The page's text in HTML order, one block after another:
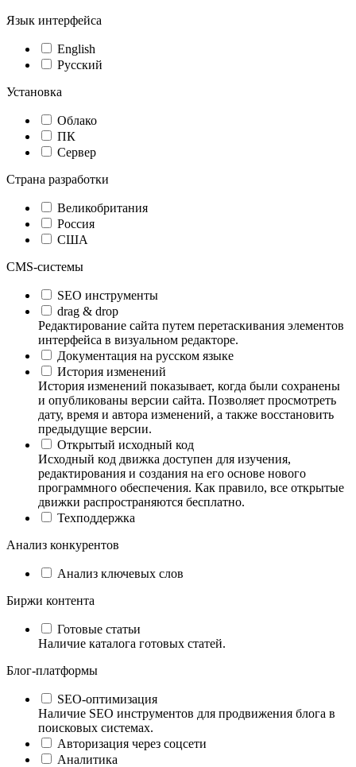
Язык интерфейса
English
Русский
Установка
Облако
ПК
Сервер
Страна разработки
Великобритания
Россия
США
CMS-системы
SEO инструменты
drag & drop
Редактирование сайта путем перетаскивания элементов
интерфейса в визуальном редакторе.
Документация на русском языке
История изменений
История изменений показывает, когда были сохранены
и опубликованы версии сайта. Позволяет просмотреть
дату, время и автора изменений, а также восстановить
предыдущие версии.
Открытый исходный код
Исходный код движка доступен для изучения,
редактирования и создания на его основе нового
программного обеспечения. Как правило, все открытые
движки распространяются бесплатно.
Техподдержка
Анализ конкурентов
Анализ ключевых слов
Биржи контента
Готовые статьи
Наличие каталога готовых статей.
Блог-платформы
SEO-оптимизация
Наличие SEO инструментов для продвижения блога в
поисковых системах.
Авторизация через соцсети
Аналитика